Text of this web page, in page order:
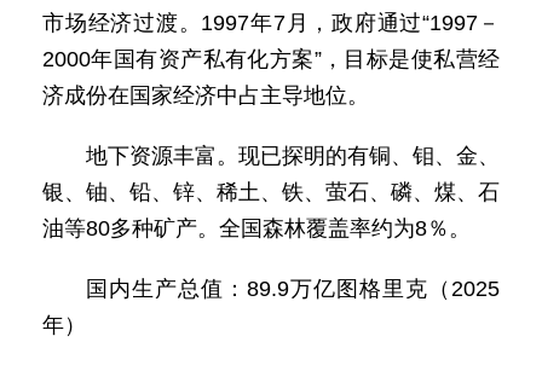
市场经济过渡。1997年7月，政府通过“1997－
2000年国有资产私有化方案”，目标是使私营经
济成份在国家经济中占主导地位。
地下资源丰富。现已探明的有铜、钼、金、
银、铀、铅、锌、稀土、铁、萤石、磷、煤、石
油等80多种矿产。全国森林覆盖率约为8％。
国内生产总值：89.9万亿图格里克（2025
年）